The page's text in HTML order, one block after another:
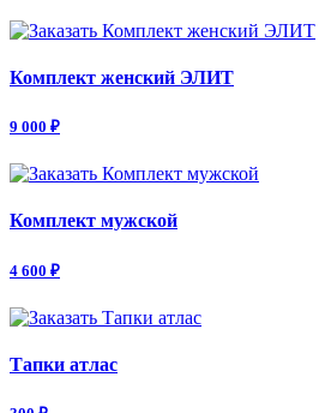
Комплект женский ЭЛИТ
9 000 ₽
Комплект мужской
4 600 ₽
Тапки атлас